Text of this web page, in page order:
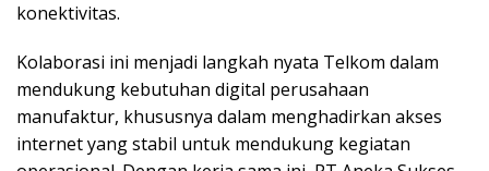
konektivitas.
Kolaborasi ini menjadi langkah nyata Telkom dalam
mendukung kebutuhan digital perusahaan
manufaktur, khususnya dalam menghadirkan akses
internet yang stabil untuk mendukung kegiatan